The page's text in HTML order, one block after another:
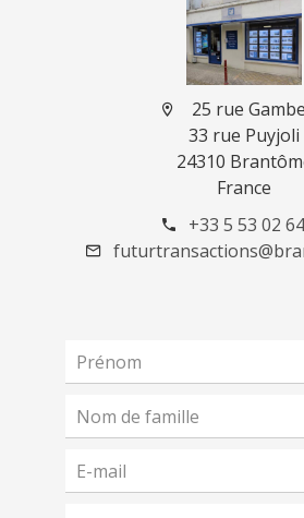
25 rue
33 rue Puyjoli
24310
France
+33 5 53 02